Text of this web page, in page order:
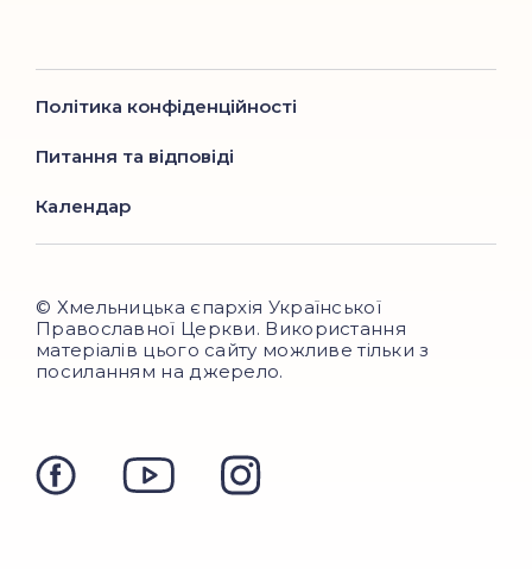
Політика конфіденційності
Питання та відповіді
Календар
© Хмельницька єпархія Української
Православної Церкви. Використання
матеріалів цього сайту можливе тільки з
посиланням на джерело.